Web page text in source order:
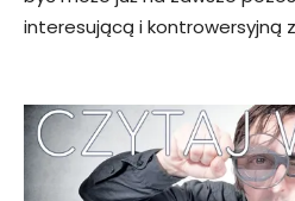
interesującą i kontrowersyjną